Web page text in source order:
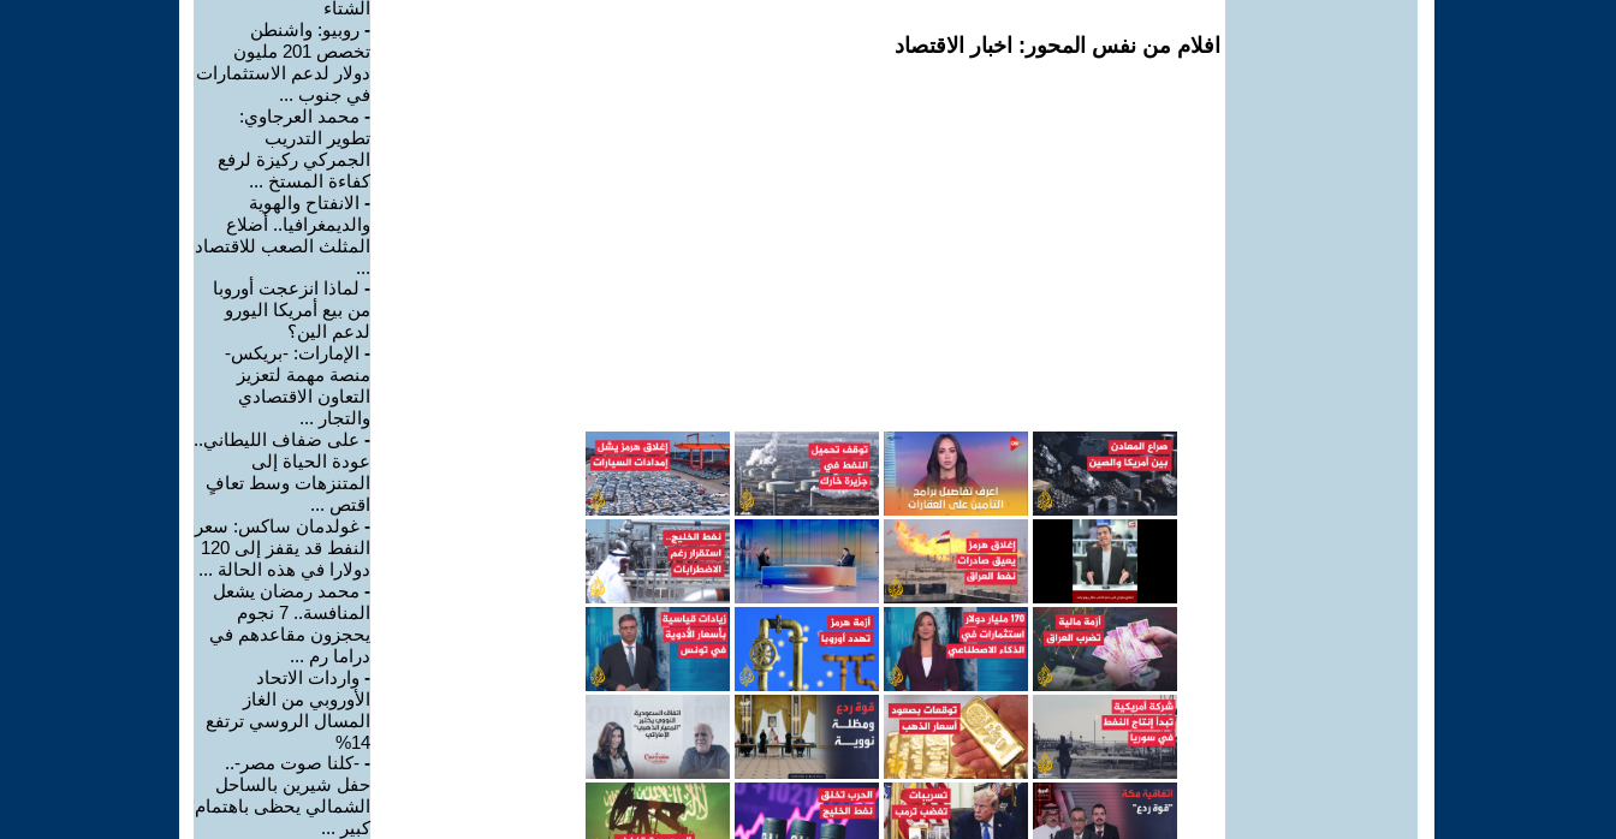
افلام من نفس المحور: اخبار الاقتصاد
الشتاء
- روبيو: واشنطن
تخصص 201 مليون
دولار لدعم الاستثمارات
في جنوب ...
- محمد العرجاوي:
تطوير التدريب
الجمركي ركيزة لرفع
كفاءة المستخ ...
- الانفتاح والهوية
والديمغرافيا.. أضلاع
المثلث الصعب للاقتصاد
...
- لماذا انزعجت أوروبا
من بيع أمريكا اليورو
لدعم الين؟
- الإمارات: -بريكس-
منصة مهمة لتعزيز
التعاون الاقتصادي
والتجار ...
- على ضفاف الليطاني..
عودة الحياة إلى
المتنزهات وسط تعافٍ
اقتص ...
- غولدمان ساكس: سعر
النفط قد يقفز إلى 120
دولارا في هذه الحالة ...
- محمد رمضان يشعل
المنافسة.. 7 نجوم
يحجزون مقاعدهم في
دراما رم ...
- واردات الاتحاد
الأوروبي من الغاز
المسال الروسي ترتفع
14%
- -كلنا صوت مصر-..
حفل شيرين بالساحل
الشمالي يحظى باهتمام
كبير ...